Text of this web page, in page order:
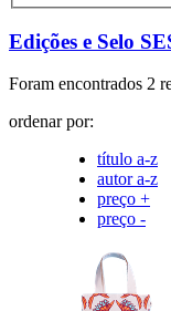
Edições e Selo
Foram encontrados 2
ordenar por:
título a-z
autor a-z
preço +
preço -